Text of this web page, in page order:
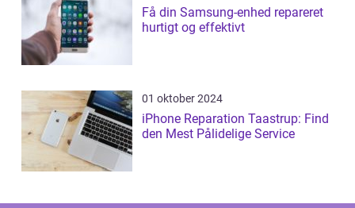
Få din Samsung-enhed repareret
hurtigt og effektivt
01 oktober 2024
iPhone Reparation Taastrup: Find
den Mest Pålidelige Service